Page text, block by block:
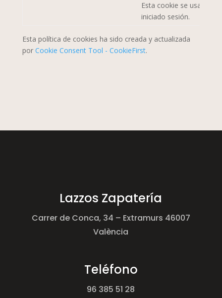
Esta cookie se usa en
iniciado sesión.
Esta política de cookies ha sido creada y actualizada
por Cookie Consent Tool - CookieFirst.
Lazzos Zapatería
Carrer de Conca, 34 – Extramurs 46007
València
Teléfono
96 385 51 28